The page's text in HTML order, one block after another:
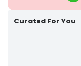
Curated For You